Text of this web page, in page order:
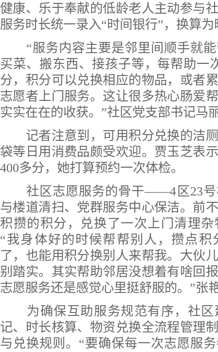
健康、乐于奉献的低龄老人主动参与
服务时长统一录入“时间银行”，换算
“服务内容主要是邻里间顺手就能
买菜、搬东西、接孩子等，每帮助一
分，积分可以兑换相应的物品，或者
志愿者上门服务。这让很多热心肠爱
实实在在的收获。”社区党支部书记马
记者注意到，可用积分兑换的洁厕
袋等日用消费品颇受欢迎。贾玉芝表
400多分，她打算预约一次体检。
社区志愿服务的骨干——4区23号
与楼道清扫、党群服务中心保洁。前
积攒的积分，兑换了一次上门清理
“我身体好的时候帮帮别人，攒点积
了，也能用积分换别人来帮我。大伙
别踏实。其实帮助邻居没想着有啥回
志愿服务还是感觉心里挺舒服的。”张
为确保互助服务规范有序，社区
记、时长核算、物资兑换全流程管理
与兑换规则。“要确保每一次志愿服